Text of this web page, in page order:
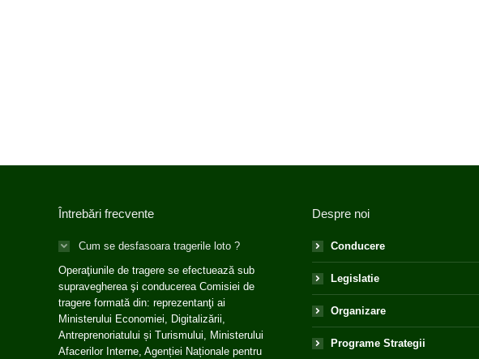
Întrebări frecvente
Cum se desfasoara tragerile loto ?
Operaţiunile de tragere se efectuează sub
supravegherea şi conducerea Comisiei de
tragere formată din: reprezentanţi ai
Ministerului Economiei, Digitalizării,
Antreprenoriatului și Turismului, Ministerului
Afacerilor Interne, Agenției Naționale pentru
Despre noi
Conducere
Legislatie
Organizare
Programe Strategii